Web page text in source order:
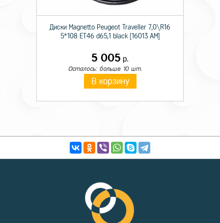
Диски Magnetto Peugeot Traveller 7,0\R16
5*108 ET46 d65,1 black [16013 AM]
5 005 р.
Осталось: больше 10 шт.
В корзину